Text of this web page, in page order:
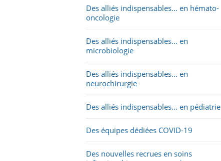
Des alliés indispensables… en hémato-
oncologie
Des alliés indispensables… en
microbiologie
Des alliés indispensables… en
neurochirurgie
Des alliés indispensables… en pédiatrie
Des équipes dédiées COVID-19
Des nouvelles recrues en soins